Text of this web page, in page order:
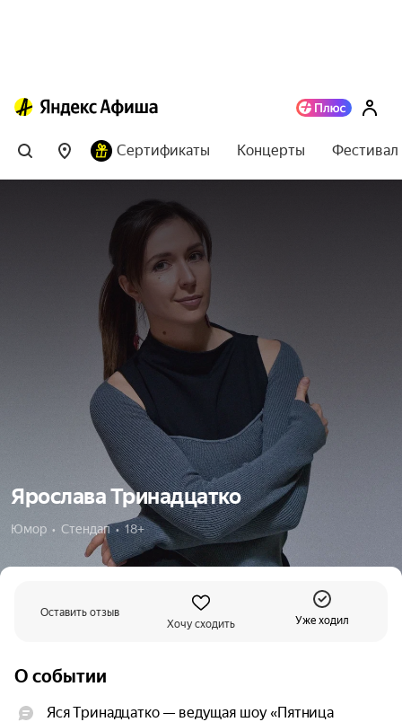
Сертификаты Концерты
Ярослава Тринадцатко
Юмор  •  Стендап  •  18+
Оставить отзыв
Хочу сходить
Уже ходил
О событии
Яся Тринадцатко — ведущая шоу «Пятница